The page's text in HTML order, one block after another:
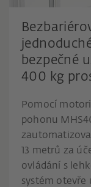
bezpečné
400 kg
Pomocí
pohonu
13 metrů za
ovládání s
systém otevře